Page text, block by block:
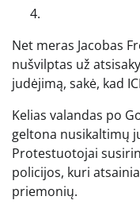
Net meras Jacobas
nušvilptas už
judėjimą, sakė, kad
Kelias valandas po
geltona nusikaltimų
Protestuotojai
policijos, kuri
priemonių.